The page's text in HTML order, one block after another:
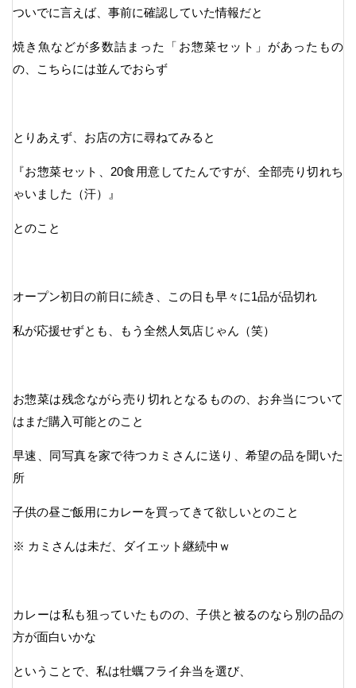
ついでに言えば、事前に確認していた情報だと
焼き魚などが多数詰まった「お惣菜セット」があったもの
の、こちらには並んでおらず
とりあえず、お店の方に尋ねてみると
『お惣菜セット、20食用意してたんですが、全部売り切れち
ゃいました（汗）』
とのこと
オープン初日の前日に続き、この日も早々に1品が品切れ
私が応援せずとも、もう全然人気店じゃん（笑）
お惣菜は残念ながら売り切れとなるものの、お弁当について
はまだ購入可能とのこと
早速、同写真を家で待つカミさんに送り、希望の品を聞いた
所
子供の昼ご飯用にカレーを買ってきて欲しいとのこと
※ カミさんは未だ、ダイエット継続中ｗ
カレーは私も狙っていたものの、子供と被るのなら別の品の
方が面白いかな
ということで、私は牡蠣フライ弁当を選び、